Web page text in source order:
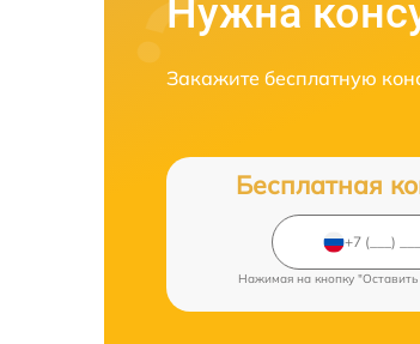
Нужна
Закажите бесплатную
Бесплатная
Нажимая на кнопку